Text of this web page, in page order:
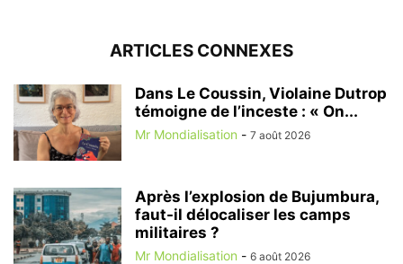
ARTICLES CONNEXES
Dans Le Coussin, Violaine Dutrop
témoigne de l’inceste : « On...
Mr Mondialisation - 7 août 2026
Après l’explosion de Bujumbura,
faut-il délocaliser les camps
militaires ?
Mr Mondialisation - 6 août 2026